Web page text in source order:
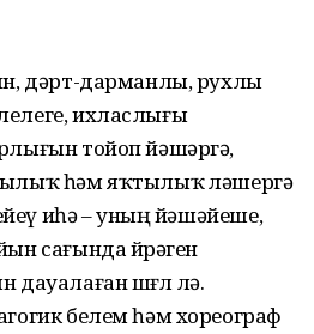
дәрт-дарманлы, рухлы
ихласлығы
тойоп йәшәргә,
һәм яҡтылыҡ өләшергә
иһә – уның йәшәйеше,
сағында йөрәген
шөғөлө лә.
белем һәм хореограф